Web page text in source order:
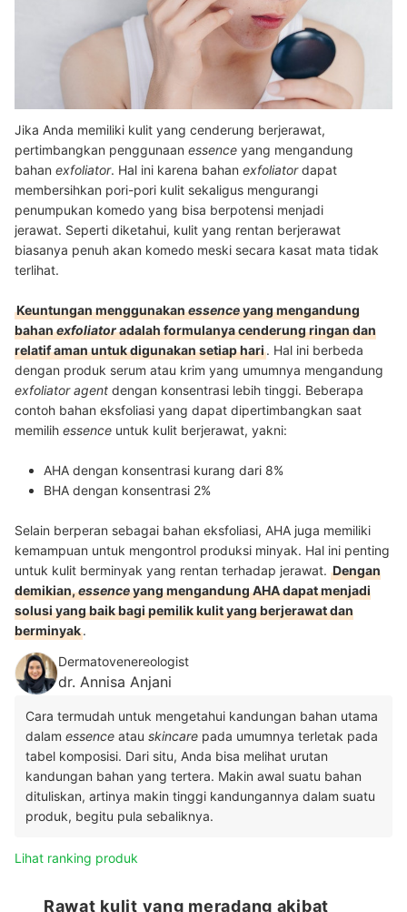
Jika Anda memiliki kulit yang cenderung berjerawat,
pertimbangkan penggunaan essence yang mengandung
bahan exfoliator. Hal ini karena bahan exfoliatordapat
membersihkan pori-pori kulit sekaligus mengurangi
penumpukan komedo yang bisa berpotensi menjadi
jerawat. Seperti diketahui, kulit yang rentan berjerawat
biasanya penuh akan komedo meski secara kasat mata tidak
terlihat.
Keuntungan menggunakanessenceyang mengandung
bahanexfoliatoradalah formulanya cenderung ringan dan
relatif aman untuk digunakan setiap hari. Hal ini berbeda
dengan produk serum atau krim yang umumnya mengandung
exfoliator agent dengan konsentrasi lebih tinggi. Beberapa
contoh bahan eksfoliasi yang dapat dipertimbangkan saat
memilih essence untuk kulit berjerawat, yakni:
AHA dengan konsentrasi kurang dari 8%
BHA dengan konsentrasi 2%
Selain berperan sebagai bahan eksfoliasi, AHA juga memiliki
kemampuan untuk mengontrol produksi minyak. Hal ini penting
untuk kulit berminyak yang rentan terhadap jerawat. Dengan
demikian,essenceyang mengandung AHA dapat menjadi
solusi yang baik bagi pemilik kulit yang berjerawat dan
berminyak.
Dermatovenereologist
dr. Annisa Anjani
Cara termudah untuk mengetahui kandungan bahan utama
dalam essence atau skincare pada umumnya terletak pada
tabel komposisi. Dari situ, Anda bisa melihat urutan
kandungan bahan yang tertera. Makin awal suatu bahan
dituliskan, artinya makin tinggi kandungannya dalam suatu
produk, begitu pula sebaliknya.
Lihat ranking produk
Rawat kulit yang meradang akibat